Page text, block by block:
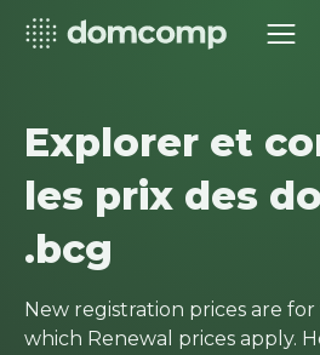
Explorer et
les prix des
.bcg
New registration prices are
which Renewal prices apply.